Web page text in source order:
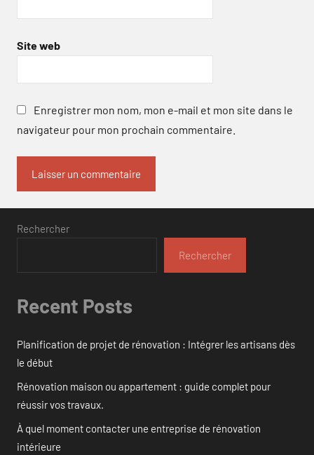
Site web
Enregistrer mon nom, mon e-mail et mon site dans le
navigateur pour mon prochain commentaire.
Rechercher
Rechercher
Recent Posts
Planification de projet de rénovation : Intégrer les artisans dès
le début
Rénovation maison ou appartement : guide complet pour
réussir vos travaux.
À quel moment contacter une entreprise de rénovation
intérieure